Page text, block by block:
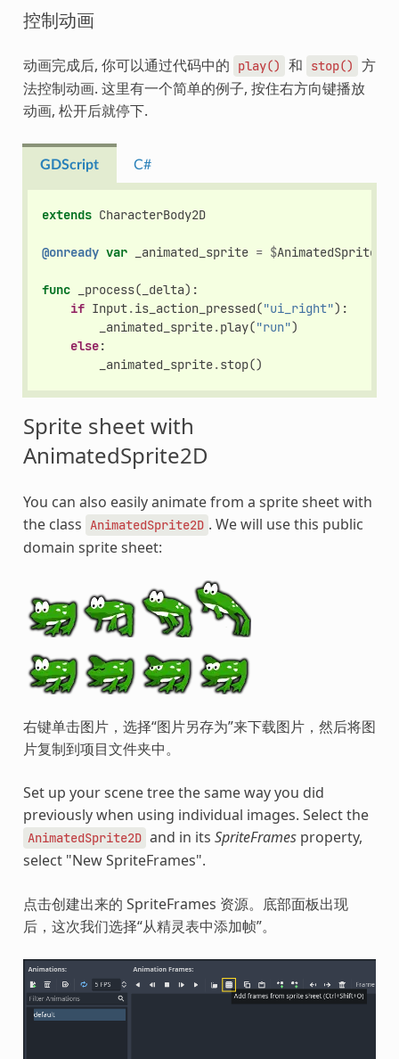
控制动画
动画完成后, 你可以通过代码中的 play() 和 stop()
方
法控制动画. 这里有一个简单的例子, 按住右方向键播放
动画, 松开后就停下.
GDScript C#
extends CharacterBody2D
@onready var _animated_sprite = $AnimatedSprite2D
func _process( _delta):
if Input.is_action_pressed("ui_right"):
_animated_sprite.play("run")
else:
_animated_sprite.stop()
Sprite sheet with
AnimatedSprite2D
You can also easily animate from a sprite sheet with
the class AnimatedSprite2D . We will use this public
domain sprite sheet:
右键单击图片，选择“图片另存为”来下载图片，然后将图
片复制到项目文件夹中。
Set up your scene tree the same way you did
previously when using individual images. Select the
AnimatedSprite2D and in its SpriteFramesproperty,
select "New SpriteFrames".
点击创建出来的 SpriteFrames 资源。底部面板出现
后，这次我们选择“从精灵表中添加帧”。